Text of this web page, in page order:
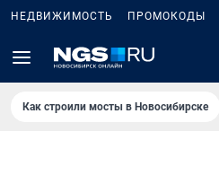
НЕДВИЖИМОСТЬ ПРОМОКОДЫ
Как строили мосты в Новосибирске